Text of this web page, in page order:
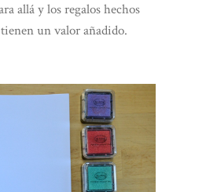
allá y los regalos hechos
un valor añadido.